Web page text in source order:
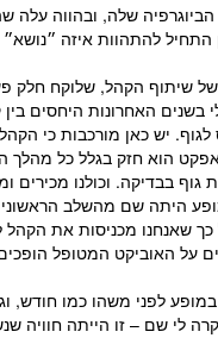
שלה, ובהווה עלה
התחיל להתהוות איזה
של שיתוף הקהל, שלוקח חלק
בשנים האחרונות היחסים
לגוף. יש כאן מורכבות כי
הוא חזק בגלל כל מהלך
בבדיקה. וכולנו מכירים
היתה שם מהשלב הראשוני
שאנחנו מכניסות את
האוביקט המטופל
לפני משהו כמו חודש,
לי שם – זו הייתה חוויה